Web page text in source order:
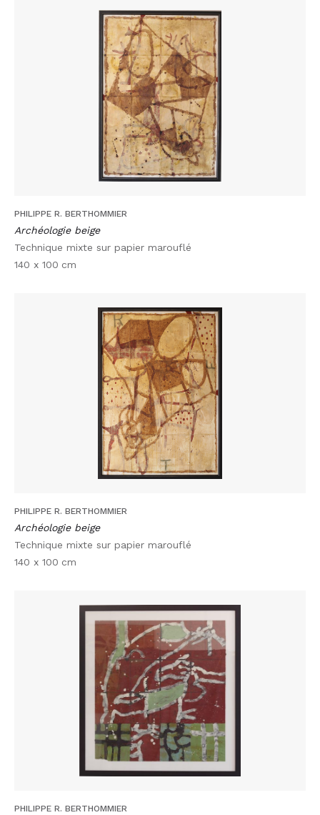
PHILIPPE R. BERTHOMMIER
Archéologie beige
Technique mixte sur papier marouflé
140 x 100 cm
PHILIPPE R. BERTHOMMIER
Archéologie beige
Technique mixte sur papier marouflé
140 x 100 cm
PHILIPPE R. BERTHOMMIER